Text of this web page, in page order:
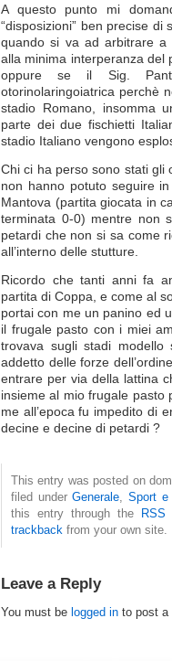
A questo punto mi
“disposizioni” ben precise
quando si va ad arbitrare a
alla minima interperanza del
oppure se il Sig.
otorinolaringoiatrica perchè
stadio Romano, insomma
parte dei due fischietti
stadio Italiano vengono
Chi ci ha perso sono stati gli
non hanno potuto seguire
Mantova (partita giocata in
terminata 0-0) mentre non
petardi che non si sa come
all’interno delle stutture.
Ricordo che tanti anni fa
partita di Coppa, e come al
portai con me un panino ed
il frugale pasto con i miei
trovava sugli stadi modello
addetto delle forze
entrare per via della lattina
insieme al mio frugale pasto
me all’epoca fu impedito di
decine e decine di petardi ?
This entry was posted on
filed underGenerale ,Sport e
this entry through the RSS
trackback from your own site.
Leave a Reply
You must be logged in to post a